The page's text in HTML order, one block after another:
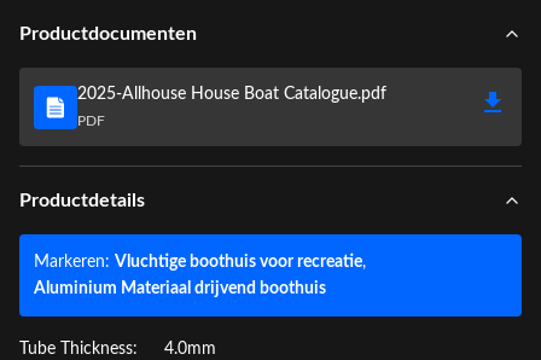
Productdocumenten
2025-Allhouse House Boat Catalogue.pdf
PDF
Productdetails
Markeren: Vluchtige boothuis voor recreatie,
Aluminium Materiaal drijvend boothuis
Tube Thickness:
4.0mm